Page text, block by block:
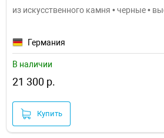
из искусственного камня • черные •
Германия
В наличии
21 300 р.
Купить